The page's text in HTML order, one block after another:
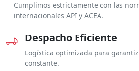
Cumplimos estrictamente con las
internacionales API y ACEA.
Despacho Eficiente
Logística optimizada para
constante.